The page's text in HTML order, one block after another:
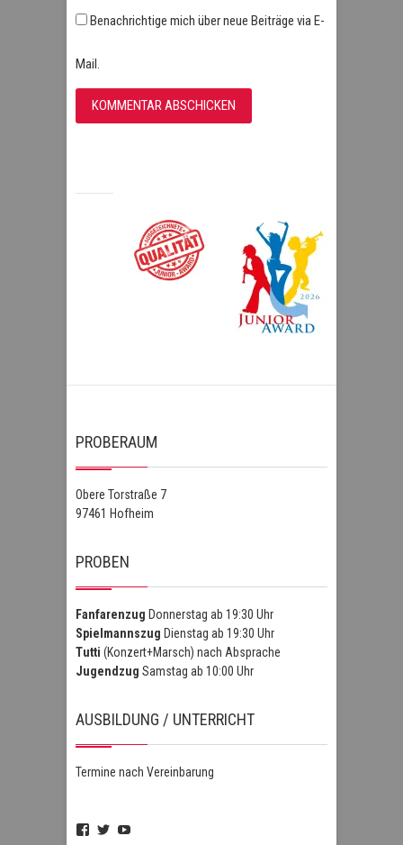
Benachrichtige mich über neue Beiträge via E-
Mail.
PROBERAUM
Obere Torstraße 7
97461 Hofheim
PROBEN
Fanfarenzug Donnerstag ab 19:30 Uhr
Spielmannszug Dienstag ab 19:30 Uhr
Tutti (Konzert+Marsch) nach Absprache
Jugendzug Samstag ab 10:00 Uhr
AUSBILDUNG / UNTERRICHT
Termine nach Vereinbarung
ProfilProfil